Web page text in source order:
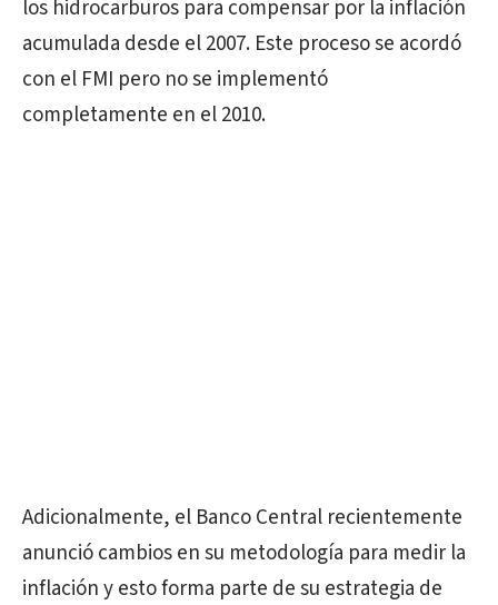
los hidrocarburos para compensar por la inflación
acumulada desde el 2007. Este proceso se acordó
con el FMI pero no se implementó
completamente en el 2010.
Adicionalmente, el Banco Central recientemente
anunció cambios en su metodología para medir la
inflación y esto forma parte de su estrategia de